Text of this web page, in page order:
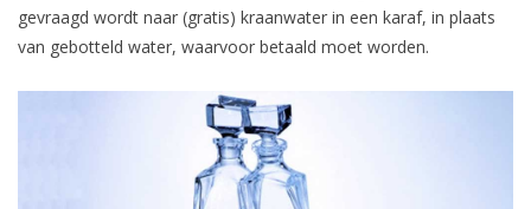
gevraagd wordt naar (gratis) kraanwater in een karaf, in plaats
van gebotteld water, waarvoor betaald moet worden.